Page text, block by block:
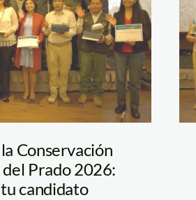
del-
Conservación
Prado 2026:
candidato